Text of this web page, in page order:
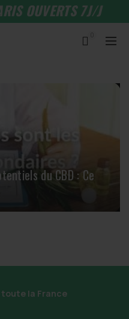
OUVERTS 7J/J
du CBD : Ce
la France